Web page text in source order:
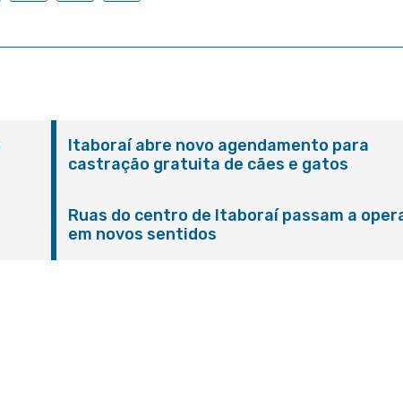
Itaboraí abre novo agendamento para
castração gratuita de cães e gatos
Ruas do centro de Itaboraí passam a
em novos sentidos